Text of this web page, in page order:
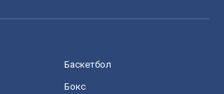
Баскетбол
Бокс